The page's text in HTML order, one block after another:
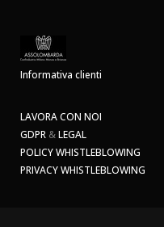
Informativa clienti
LAVORA CON NOI
GDPR &LEGAL
POLICY WHISTLEBLOWING
PRIVACY WHISTLEBLOWING